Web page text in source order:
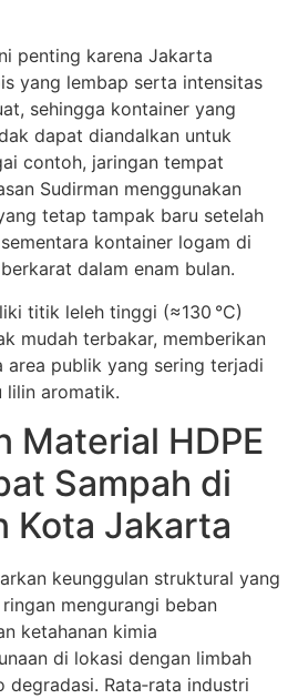
penting karena Jakarta
yang lembap serta intensitas
sehingga kontainer yang
dapat diandalkan untuk
contoh, jaringan tempat
Sudirman menggunakan
tetap tampak baru setelah
kontainer logam di
dalam enam bulan.
titik leleh tinggi (≈130 °C)
mudah terbakar, memberikan
area publik yang sering terjadi
lilin aromatik.
Material HDPE
Sampah di
Kota Jakarta
keunggulan struktural yang
mengurangi beban
ketahanan kimia
di lokasi dengan limbah
Rata‑rata industri